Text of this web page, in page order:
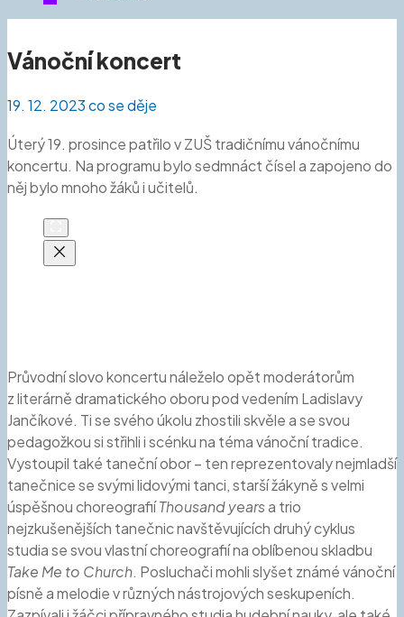
Vánoční koncert
19. 12. 2023co se děje
Úterý 19. prosince patřilo v ZUŠ tradičnímu vánočnímu
koncertu. Na programu bylo sedmnáct čísel a zapojeno do
něj bylo mnoho žáků i učitelů.
Průvodní slovo koncertu náleželo opět moderátorům
z literárně dramatického oboru pod vedením Ladislavy
Jančíkové. Ti se svého úkolu zhostili skvěle a se svou
pedagožkou si střihli i scénku na téma vánoční tradice.
Vystoupil také taneční obor – ten reprezentovaly nejmladší
tanečnice se svými lidovými tanci, starší žákyně s velmi
úspěšnou choreografiíThousand yearsa trio
nejzkušenějších tanečnic navštěvujících druhý cyklus
studia se svou vlastní choreografií na oblíbenou skladbu
Take Me to Church. Posluchači mohli slyšet známé vánoční
písně a melodie v různých nástrojových seskupeních.